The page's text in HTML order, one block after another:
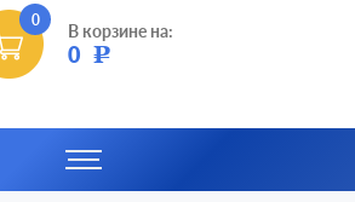
0
В корзине на:
0 Р